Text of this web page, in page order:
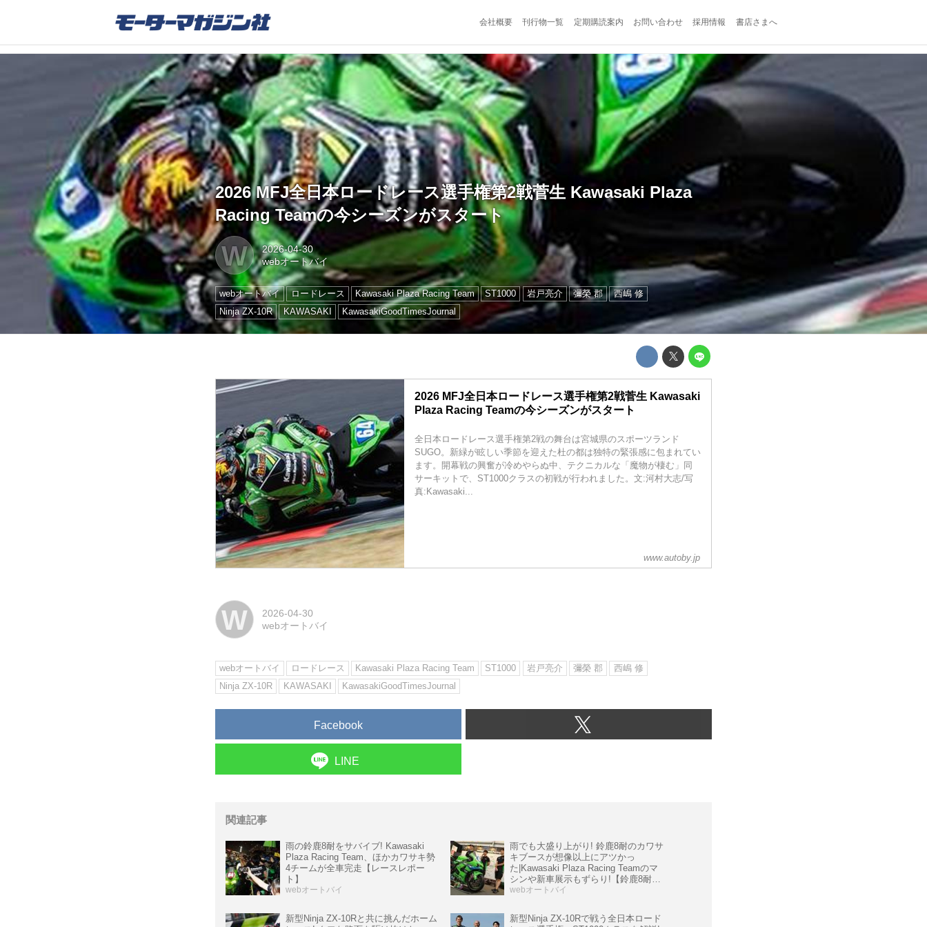
会社概要 刊行物一覧 定期購読案内 お問い合わせ 採用情報 書店さまへ
2026 MFJ全日本ロードレース選手権第2戦菅生 Kawasaki Plaza
Racing Teamの今シーズンがスタート
W
2026-04-30
webオートバイ
webオートバイ ロードレース Kawasaki Plaza Racing Team ST1000 岩戸亮介 彌榮 郡
西嶋 修
Ninja ZX-10R
KAWASAKI KawasakiGoodTimesJournal
2026 MFJ全日本ロードレース選手権第2戦菅生 Kawasaki
Plaza Racing Teamの今シーズンがスタート
全日本ロードレース選手権第2戦の舞台は宮城県のスポーツランド
SUGO。新緑が眩しい季節を迎えた杜の都は独特の緊張感に包まれてい
ます。開幕戦の興奮が冷めやらぬ中、テクニカルな「魔物が棲む」同
サーキットで、ST1000クラスの初戦が行われました。文:河村大志/写
真:Kawasaki...
www.autoby.jp
W
2026-04-30
webオートバイ
webオートバイ ロードレース Kawasaki Plaza Racing Team ST1000 岩戸亮介 彌榮 郡
西嶋 修
Ninja ZX-10R
KAWASAKI KawasakiGoodTimesJournal
Facebook
LINE
関連記事
雨の鈴鹿8耐をサバイブ! Kawasaki
Plaza Racing Team、ほかカワサキ勢
4チームが全車完走【レースレポー
ト】
webオートバイ
雨でも大盛り上がり! 鈴鹿8耐のカワサ
キブースが想像以上にアツかっ
た|Kawasaki Plaza Racing Teamのマ
シンや新車展示もずらり!【鈴鹿8耐・
GPスクエア イベントレポート】
webオートバイ
新型Ninja ZX-10Rと共に挑んだホーム
新型Ninja ZX-10Rで戦う全日本ロード